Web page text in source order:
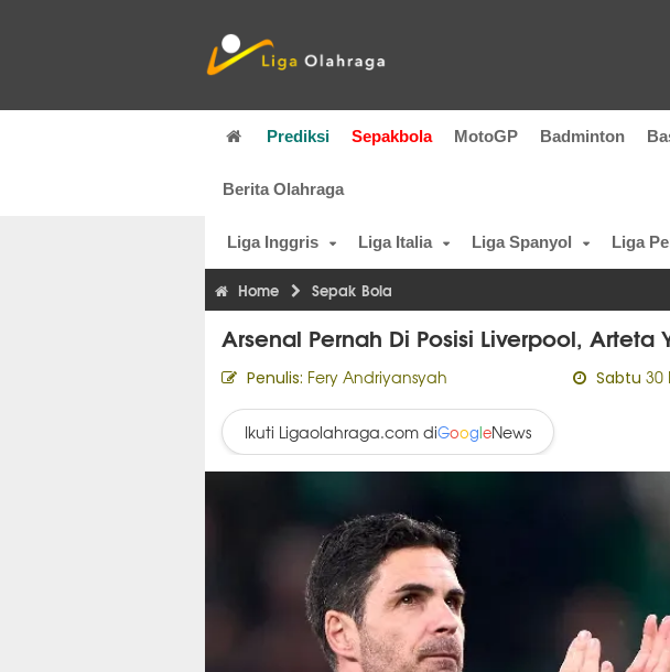
Prediksi Sepakbola MotoGP Badminton
Berita Olahraga
Liga Inggris Liga Italia Liga Spanyol Liga
Home Sepak Bola
Arsenal Pernah Di Posisi Liverpool, Arteta
Penulis: Fery Andriyansyah Sabtu 30
Ikuti Ligaolahraga.com diGoogleNews